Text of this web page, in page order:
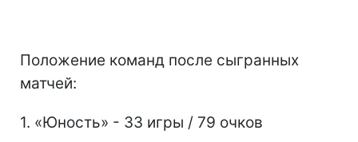
Положение команд после сыгранных
матчей:
1. «Юность» - 33 игры / 79 очков